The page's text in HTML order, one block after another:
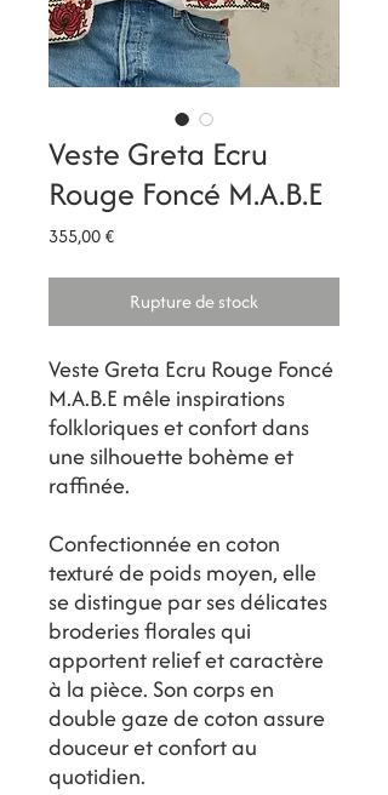
Veste Greta Ecru
Rouge Foncé M.A.B.E
355,00 €Prix
Rupture de stock
Veste Greta Ecru Rouge Foncé
M.A.B.E mêle inspirations
folkloriques et confort dans
une silhouette bohème et
raffinée.
Confectionnée en coton
texturé de poids moyen, elle
se distingue par ses délicates
broderies florales qui
apportent relief et caractère
à la pièce. Son corps en
double gaze de coton assure
douceur et confort au
quotidien.